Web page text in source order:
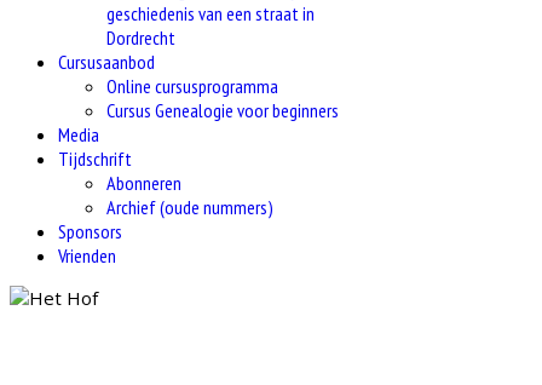
geschiedenis van een straat in
Dordrecht
Cursusaanbod
Online cursusprogramma
Cursus Genealogie voor beginners
Media
Tijdschrift
Abonneren
Archief (oude nummers)
Sponsors
Vrienden